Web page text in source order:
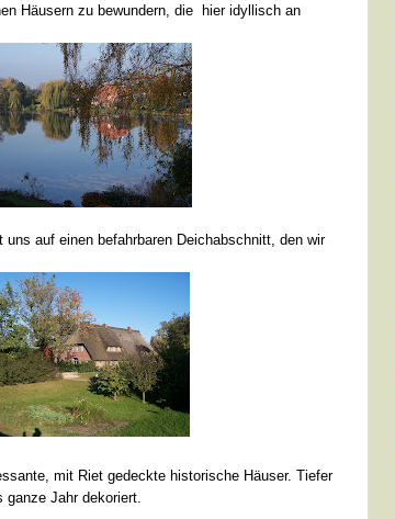
Häusern zu bewundern, die hier idyllisch an
auf einen befahrbaren Deichabschnitt, den wir
mit Riet gedeckte historische Häuser. Tiefer
ganze Jahr dekoriert.